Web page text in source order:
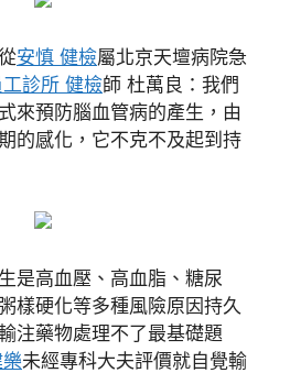
安慎 健檢屬北京天壇病院急
工診所 健檢師 杜萬良：我們
來預防腦血管病的產生，由
的感化，它不克不及起到持
是高血壓、高血脂、糖尿
樣硬化等多種風險原因持久
注藥物處理不了最基礎題
未經專科大夫評價就自覺輸